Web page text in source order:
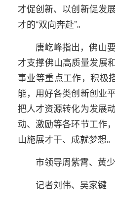
才促创新、以创新促发
才的“双向奔赴”。
唐屹峰指出，佛山
才支撑佛山高质量发展
事业等重点工作，积极
能，用好各类创新创业
把人才资源转化为发展
动、激励等各环节工作
山施展才干、成就梦想。
市领导周紫霄、黄
记者刘伟、吴家键